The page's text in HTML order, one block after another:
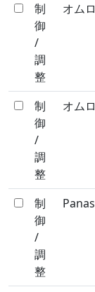
制
御
/
調
整
オム
制
御
/
調
整
オム
制
御
/
調
整